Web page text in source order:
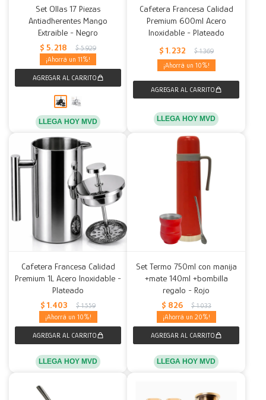
Set Ollas 17 Piezas
Antiadherentes Mango
Extraible - Negro
$ 5.218 $ 5.929
11
LLEGA HOY MVD
Cafetera Francesa Calidad
Premium 600ml Acero
Inoxidable - Plateado
$ 1.232 $ 1.369
10
LLEGA HOY MVD
Cafetera Francesa Calidad
Premium 1L Acero Inoxidable -
Plateado
$ 1.403 $ 1.559
10
LLEGA HOY MVD
Set Termo 750ml con manija
+mate 140ml +bombilla
regalo - Rojo
$ 826 $ 1.033
20
LLEGA HOY MVD